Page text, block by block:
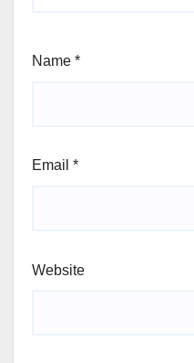
Name *
Email *
Website